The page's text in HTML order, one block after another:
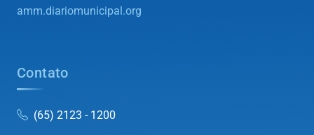
amm.diariomunicipal.org
Contato
(65) 2123 - 1200